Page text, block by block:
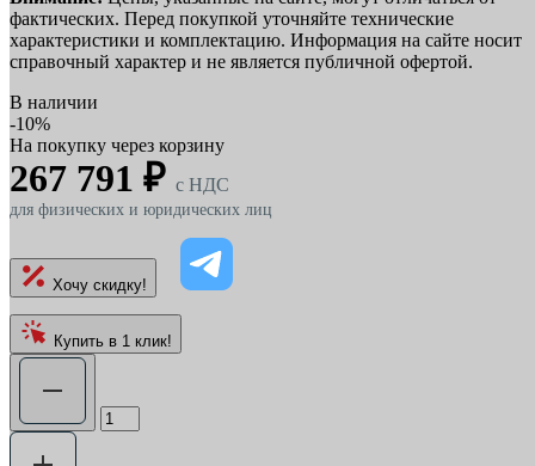
фактических. Перед покупкой уточняйте технические
характеристики и комплектацию. Информация на сайте носит
справочный характер и не является публичной офертой.
В наличии
-10%
На покупку через корзину
267 791 ₽ c НДС
для физических и юридических лиц
Хочу скидку!
Купить в 1 клик!